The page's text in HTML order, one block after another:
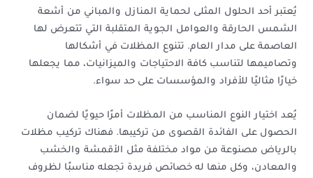
يُعتبر أحد الحلول المثلى لحماية المنازل والمباني من أشعة
الشمس الحارقة والعوامل الجوية المتقلبة التي تتعرض لها
العاصمة على مدار العام. تتنوع المظلات في أشكالها
وتصاميمها لتناسب كافة الاحتياجات والميزانيات، مما يجعلها
خيارًا مثاليًا للأفراد والمؤسسات على حد سواء.
يُعد اختيار النوع المناسب من المظلات أمرًا حيويًا لضمان
الحصول على الفائدة القصوى من تركيبها. فهناك تركيب مظلات
بالرياض مصنوعة من مواد مختلفة مثل الأقمشة والخشب
والمعادن، وكل منها له خصائص فريدة تجعله مناسبًا لظروف